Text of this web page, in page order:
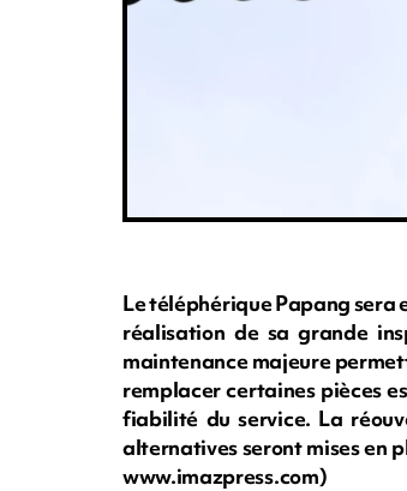
Le téléphérique Papang sera
réalisation de sa grande
maintenance majeure
remplacer certaines pièces
fiabilité du service. La
alternatives seront mises en
www.imazpress.com)